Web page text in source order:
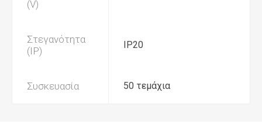
(V)
Στεγανότητα
(IP)
IP20
Συσκευασία 50 τεμάχια